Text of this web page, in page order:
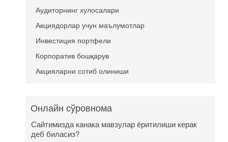
Аудиторнинг хулосалари
Акциядорлар учун маълумотлар
Инвестиция портфели
Корпоратив бошқарув
Акцияларни сотиб олиниши
Онлайн сўровнома
Сайтимизда канака мавзулар ёритилиши керак
деб биласиз?